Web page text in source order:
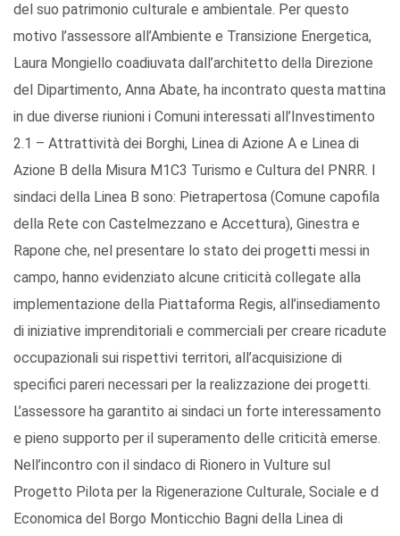
del suo patrimonio culturale e ambientale. Per questo
motivo l’assessore all’Ambiente e Transizione Energetica,
Laura Mongiello coadiuvata dall’architetto della Direzione
del Dipartimento, Anna Abate, ha incontrato questa mattina
in due diverse riunioni i Comuni interessati all’Investimento
2.1 – Attrattività dei Borghi, Linea di Azione A e Linea di
Azione B della Misura M1C3 Turismo e Cultura del PNRR. I
sindaci della Linea B sono: Pietrapertosa (Comune capofila
della Rete con Castelmezzano e Accettura), Ginestra e
Rapone che, nel presentare lo stato dei progetti messi in
campo, hanno evidenziato alcune criticità collegate alla
implementazione della Piattaforma Regis, all’insediamento
di iniziative imprenditoriali e commerciali per creare ricadute
occupazionali sui rispettivi territori, all’acquisizione di
specifici pareri necessari per la realizzazione dei progetti.
L’assessore ha garantito ai sindaci un forte interessamento
e pieno supporto per il superamento delle criticità emerse.
Nell’incontro con il sindaco di Rionero in Vulture sul
Progetto Pilota per la Rigenerazione Culturale, Sociale e d
Economica del Borgo Monticchio Bagni della Linea di